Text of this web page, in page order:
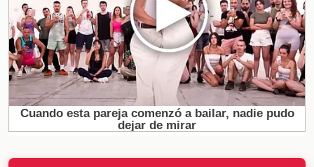
donde cada golpe era crucial. A medida que
avanzaba la pelea, se hacía evidente que la táctica
de Davis estaba diseñada para desgastar a su
oponente, buscando el momento perfecto para
lanzar su famoso golpe de nocaut.
El Momento Decisivo
El clímax del combate llegó en la ronda que definió